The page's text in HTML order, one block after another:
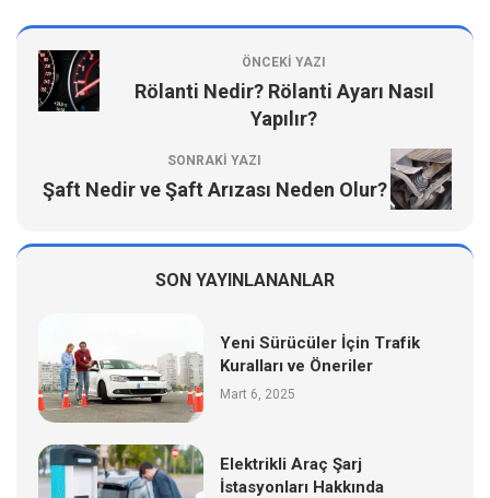
ÖNCEKI YAZI
Rölanti Nedir? Rölanti Ayarı Nasıl
Yapılır?
SONRAKI YAZI
Şaft Nedir ve Şaft Arızası Neden Olur?
SON YAYINLANANLAR
Yeni Sürücüler İçin Trafik
Kuralları ve Öneriler
Mart 6, 2025
Elektrikli Araç Şarj
İstasyonları Hakkında